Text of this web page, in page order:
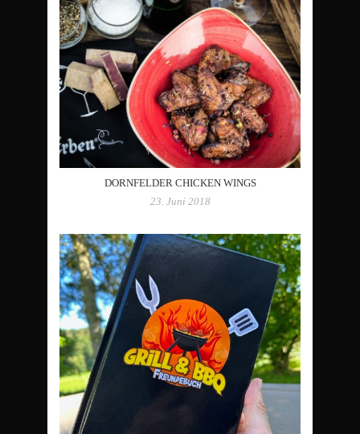
DORNFELDER CHICKEN WINGS
23. Juni 2018